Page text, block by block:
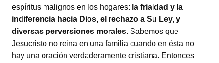
espíritus malignos en los hogares: la frialdad y la
indiferencia hacia Dios, el rechazo a Su Ley, y
diversas perversiones morales. Sabemos que
Jesucristo no reina en una familia cuando en ésta no
hay una oración verdaderamente cristiana. Entonces